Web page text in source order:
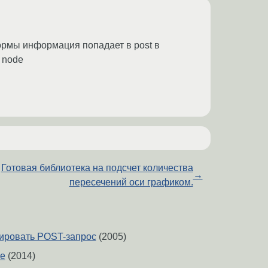
информация попадает в post в
node
Готовая библиотека на подсчет количества
пересечений оси графиком.
→
POST-запрос(2005)
(2014)